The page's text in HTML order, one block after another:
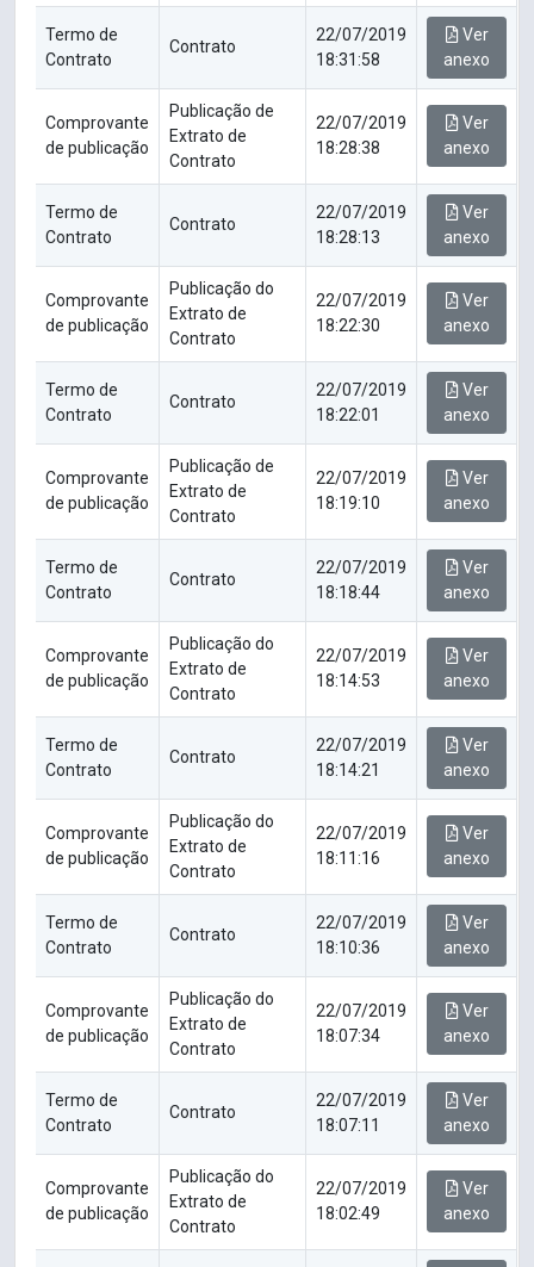
Termo de
Contrato
Contrato
22/07/2019
18:31:58
Ver
anexo
Comprovante
de publicação
Publicação de
Extrato de
Contrato
22/07/2019
18:28:38
Ver
anexo
Termo de
Contrato
Contrato
22/07/2019
18:28:13
Ver
anexo
Comprovante
de publicação
Publicação do
Extrato de
Contrato
22/07/2019
18:22:30
Ver
anexo
Termo de
Contrato
Contrato
22/07/2019
18:22:01
Ver
anexo
Comprovante
de publicação
Publicação de
Extrato de
Contrato
22/07/2019
18:19:10
Ver
anexo
Termo de
Contrato
Contrato
22/07/2019
18:18:44
Ver
anexo
Comprovante
de publicação
Publicação do
Extrato de
Contrato
22/07/2019
18:14:53
Ver
anexo
Termo de
Contrato
Contrato
22/07/2019
18:14:21
Ver
anexo
Comprovante
de publicação
Publicação do
Extrato de
Contrato
22/07/2019
18:11:16
Ver
anexo
Termo de
Contrato
Contrato
22/07/2019
18:10:36
Ver
anexo
Comprovante
de publicação
Publicação do
Extrato de
Contrato
22/07/2019
18:07:34
Ver
anexo
Termo de
Contrato
Contrato
22/07/2019
18:07:11
Ver
anexo
Comprovante
de publicação
Publicação do
Extrato de
Contrato
22/07/2019
18:02:49
Ver
anexo